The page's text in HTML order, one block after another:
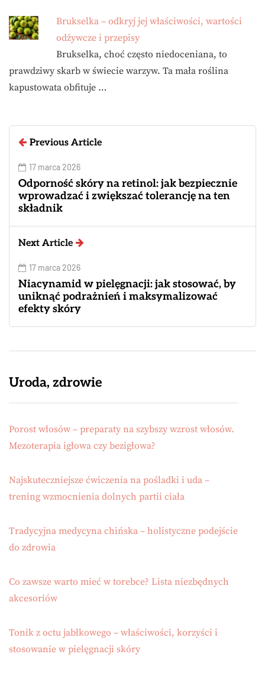
Brukselka – odkryj jej właściwości, wartości
odżywcze i przepisy
Brukselka, choć często niedoceniana, to
prawdziwy skarb w świecie warzyw. Ta mała roślina
kapustowata obfituje …
Previous Article
17 marca 2026
Odporność skóry na retinol: jak bezpiecznie
wprowadzać i zwiększać tolerancję na ten
składnik
Next Article
17 marca 2026
Niacynamid w pielęgnacji: jak stosować, by
uniknąć podrażnień i maksymalizować
efekty skóry
Uroda, zdrowie
Porost włosów – preparaty na szybszy wzrost włosów.
Mezoterapia igłowa czy bezigłowa?
Najskuteczniejsze ćwiczenia na pośladki i uda –
trening wzmocnienia dolnych partii ciała
Tradycyjna medycyna chińska – holistyczne podejście
do zdrowia
Co zawsze warto mieć w torebce? Lista niezbędnych
akcesoriów
Tonik z octu jabłkowego – właściwości, korzyści i
stosowanie w pielęgnacji skóry